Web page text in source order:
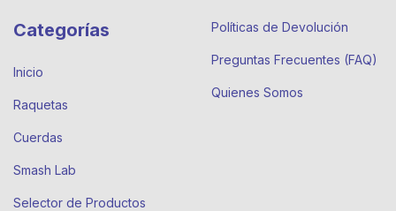
Categorías
Inicio
Raquetas
Cuerdas
Smash Lab
Selector de Productos
Políticas de Devolución
Preguntas Frecuentes (FAQ)
Quienes Somos